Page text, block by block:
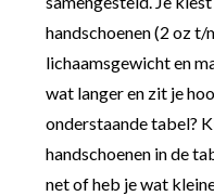
handschoenen (2 oz
lichaamsgewicht en
wat langer en zit je
onderstaande tabel?
handschoenen in de
net of heb je wat